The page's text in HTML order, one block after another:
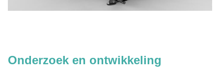
Onderzoek en ontwikkeling